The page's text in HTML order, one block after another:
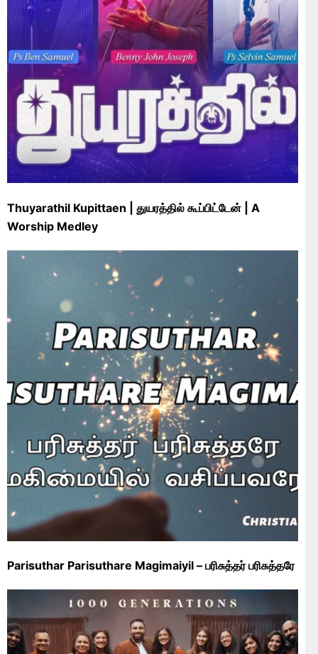
Thuyarathil Kupittaen | துயரத்தில் கூப்பிட்டேன் | A
Worship Medley
Parisuthar Parisuthare Magimaiyil – பரிசுத்தர் பரிசுத்தரே